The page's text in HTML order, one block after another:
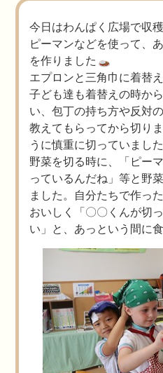
今日はわんぱく広場で収穫した、ナスや玉ねぎ・
ピーマンなどを使って、
を作りました
エプロンと三角巾に着替
子ども達も着替えの時か
い、包丁の持ち方や反対
教えてもらってから切り
うに慎重に切っていました
野菜を切る時に、「ピー
っているんだね」等と野
ました。自分たちで作っ
おいしく「〇〇くんが切
い」と、あっという間に